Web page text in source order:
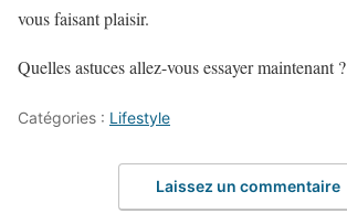
vous faisant plaisir.
Quelles astuces allez-vous essayer maintenant ?
Catégories : Lifestyle
Laissez un commentaire